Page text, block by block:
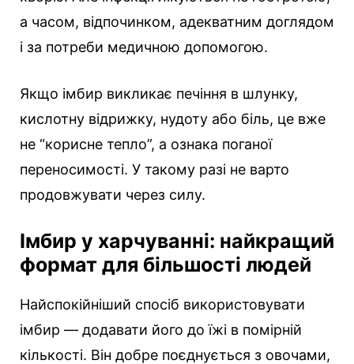
а часом, відпочинком, адекватним доглядом
і за потреби медичною допомогою.
Якщо імбир викликає печіння в шлунку,
кислотну відрижку, нудоту або біль, це вже
не “корисне тепло”, а ознака поганої
переносимості. У такому разі не варто
продовжувати через силу.
Імбир у харчуванні: найкращий
формат для більшості людей
Найспокійніший спосіб використовувати
імбир — додавати його до їжі в помірній
кількості. Він добре поєднується з овочами,